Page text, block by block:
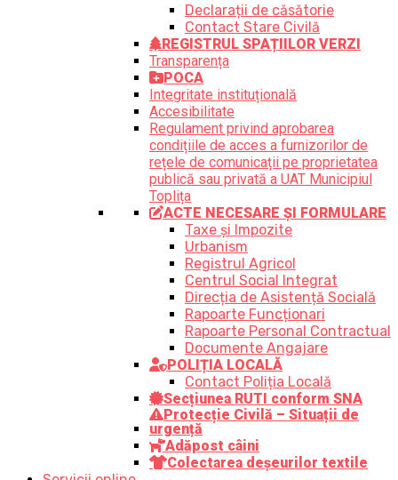
Declarații de căsătorie
Contact Stare Civilă
REGISTRUL SPAȚIILOR VERZI
Transparența
POCA
Integritate instituțională
Accesibilitate
Regulament privind aprobarea
condițiile de acces a furnizorilor de
rețele de comunicații pe proprietatea
publică sau privată a UAT Municipiul
Toplița
ACTE NECESARE ȘI FORMULARE
Taxe și Impozite
Urbanism
Registrul Agricol
Centrul Social Integrat
Direcția de Asistență Socială
Rapoarte Funcționari
Rapoarte Personal Contractual
Documente Angajare
POLIȚIA LOCALĂ
Contact Poliția Locală
Secțiunea RUTI conform SNA
Protecție Civilă – Situații de
urgență
Adăpost câini
Colectarea deșeurilor textile